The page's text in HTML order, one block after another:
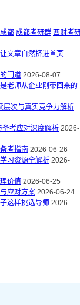
都 成都考研群 西财考
文章自然挤进首页
门道 2026-08-07
老师从企业刚带回来的
层次与真实竞争力解析
备考应对深度解析 2026-
考指南 2026-06-26
习资源全解析 2026-
价值 2026-06-25
应对方案 2026-06-24
这样挑选导师 2026-